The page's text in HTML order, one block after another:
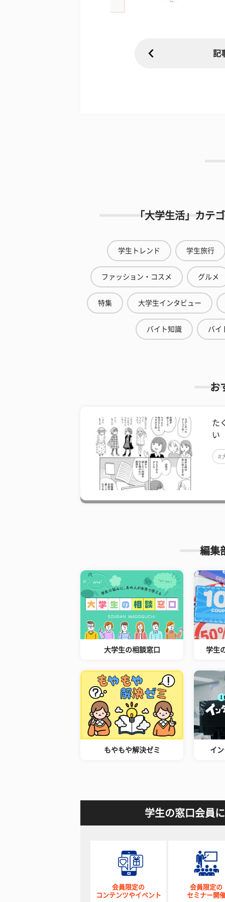
記
「大学生活」カテ
学生トレンド 学生旅行
ファッション・コスメ グルメ
特集 大学生インタビュー
バイト知識 バイ
お
た
い
#
編集
大学生の相談窓口 学生
もやもや解決ゼミ イ
学生の窓口会員
会員限定の
コンテンツやイベント
会員限定の
セミナー開